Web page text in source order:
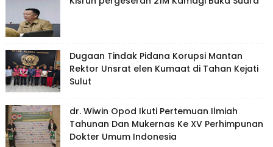
Dugaan Tindak Pidana Korupsi Mantan
Rektor Unsrat elen Kumaat di Tahan Kejati
Sulut
dr. Wiwin Opod Ikuti Pertemuan Ilmiah
Tahunan Dan Mukernas Ke XV Perhimpunan
Dokter Umum Indonesia